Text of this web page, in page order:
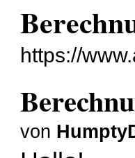
https://
von